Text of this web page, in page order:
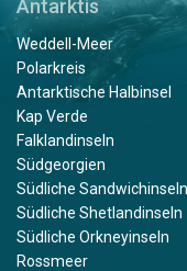
Antarktis
Weddell-Meer
Polarkreis
Antarktische Halbinsel
Kap Verde
Falklandinseln
Südgeorgien
Südliche Sandwichinseln
Südliche Shetlandinseln
Südliche Orkneyinseln
Rossmeer